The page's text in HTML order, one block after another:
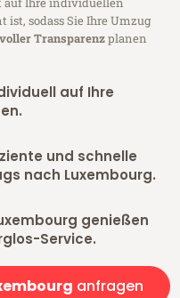
ist, sodass Sie Ihre Umzug
voller Transparenzplanen
auf Ihre
und schnelle
nach Luxembourg.
genießen
Service.
anfragen